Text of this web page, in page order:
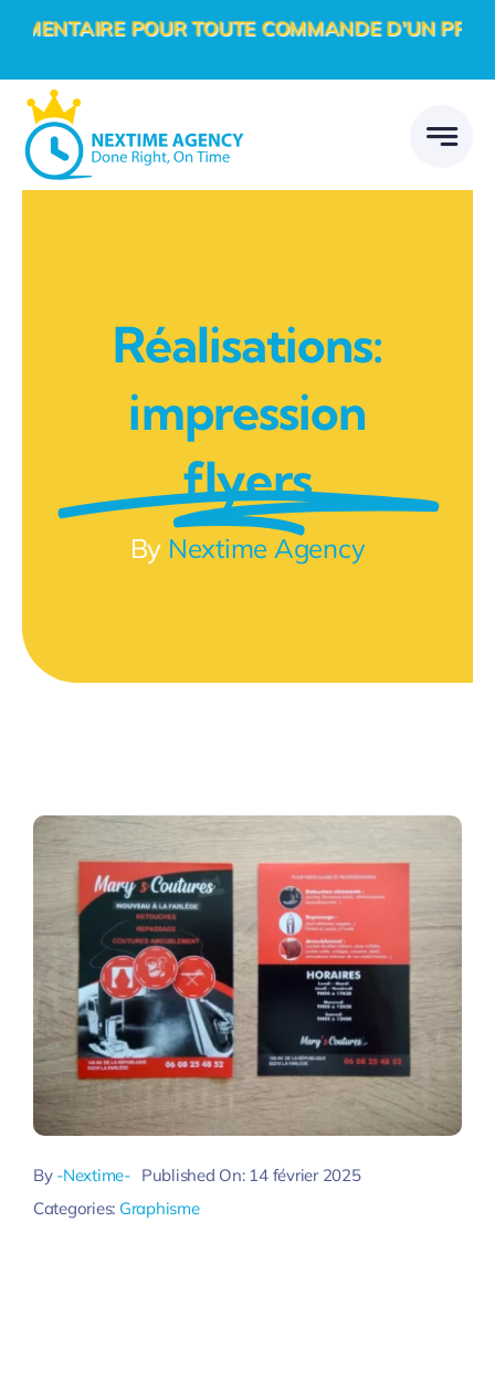
contenu
POUR TOUTE COMMANDE D’UN PROJET
Réalisations:
impression
flyers
By Nextime Agency
By -Nextime- Published On: 14 février 2025
Categories: Graphisme